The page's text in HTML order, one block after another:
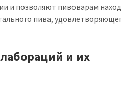
и позволяют пивоварам
пива‚
и их